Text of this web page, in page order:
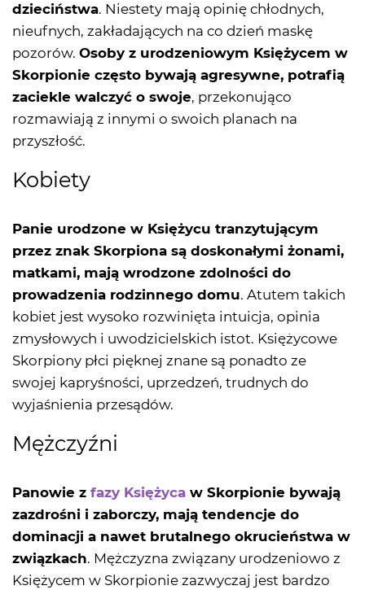
dzieciństwa. Niestety mają opinię chłodnych,
nieufnych, zakładających na co dzień maskę
pozorów. Osoby z urodzeniowym Księżycem w
Skorpionie często bywają agresywne, potrafią
zaciekle walczyć o swoje, przekonująco
rozmawiają z innymi o swoich planach na
przyszłość.
Kobiety
Panie urodzone w Księżycu tranzytującym
przez znak Skorpiona są doskonałymi żonami,
matkami, mają wrodzone zdolności do
prowadzenia rodzinnego domu. Atutem takich
kobiet jest wysoko rozwinięta intuicja, opinia
zmysłowych i uwodzicielskich istot. Księżycowe
Skorpiony płci pięknej znane są ponadto ze
swojej kapryśności, uprzedzeń, trudnych do
wyjaśnienia przesądów.
Mężczyźni
Panowie z fazy Księżyca w Skorpionie bywają
zazdrośni i zaborczy, mają tendencje do
dominacji a nawet brutalnego okrucieństwa w
związkach. Mężczyzna związany urodzeniowo z
Księżycem w Skorpionie zazwyczaj jest bardzo